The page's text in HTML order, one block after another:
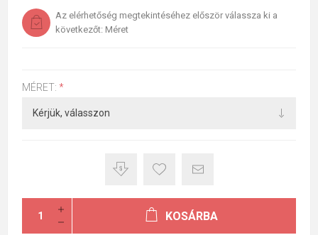
Az elérhetőség megtekintéséhez először válassza ki a
következőt: Méret
MÉRET: *
KOSÁRBA